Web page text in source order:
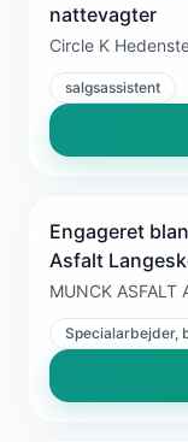
nattevagter
Circle K
salgsassistent
Engageret
Asfalt
MUNCK ASFALT
Specialarbejder,